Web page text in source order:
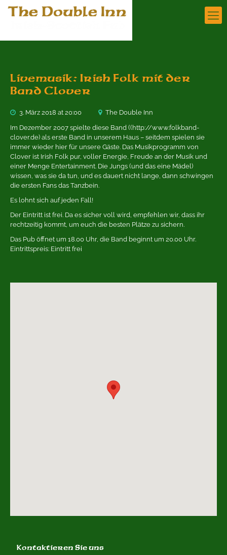
Livemusik: Irish Folk mit der
Band Clover
3. März 2018 at 20:00
The Double Inn
Im Dezember 2007 spielte diese Band ((http://www.folkband-
clover.de) als erste Band in unserem Haus – seitdem spielen sie
immer wieder hier für unsere Gäste. Das Musikprogramm von
Clover ist Irish Folk pur, voller Energie, Freude an der Musik und
einer Menge Entertainment. Die Jungs (und das eine Mädel)
wissen, was sie da tun, und es dauert nicht lange, dann schwingen
die ersten Fans das Tanzbein.
Es lohnt sich auf jeden Fall!
Der Eintritt ist frei. Da es sicher voll wird, empfehlen wir, dass ihr
rechtzeitig kommt, um euch die besten Plätze zu sichern.
Das Pub öffnet um 18.00 Uhr, die Band beginnt um 20.00 Uhr.
Eintrittspreis: Eintritt frei
Kontaktieren Sie uns